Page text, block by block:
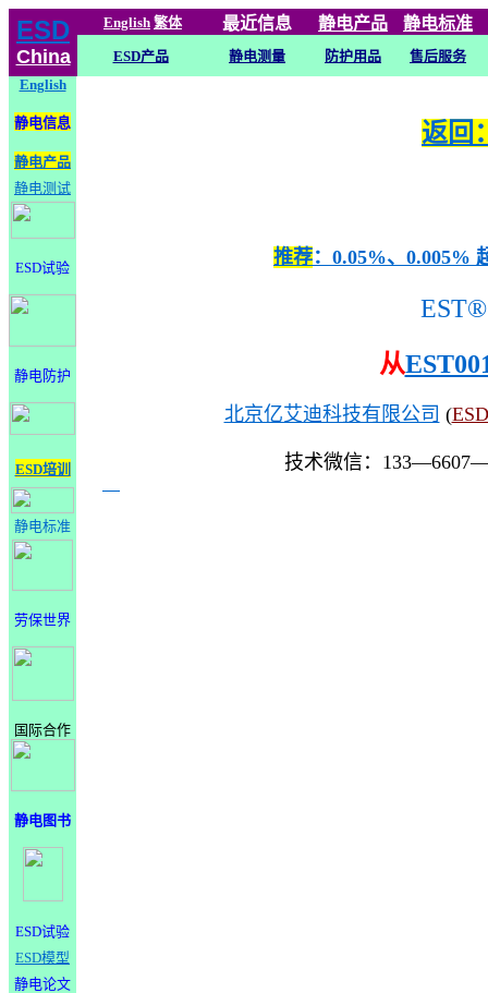
ESD
China
English 繁体 最近信息 静电产品 静电标准
ESD产品 静电测量 防护用品
售后服务
English
静电信息
静电产品
静电测试
ESD试验
静电防护
ESD培训
静电标准
劳保世界
国际合作
静电图书
ESD试验
ESD模型
静电论文
返回
推荐：0.05%、0.005%
EST®
从
北京亿艾迪科技有限公司 (
技术微信：